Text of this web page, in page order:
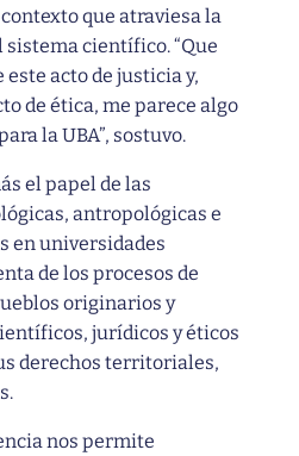
que atraviesa la
científico. “Que
acto de justicia y,
de ética, me parece algo
la UBA”, sostuvo.
el papel de las
antropológicas e
en universidades
de los procesos de
originarios y
jurídicos y éticos
derechos territoriales,
nos permite